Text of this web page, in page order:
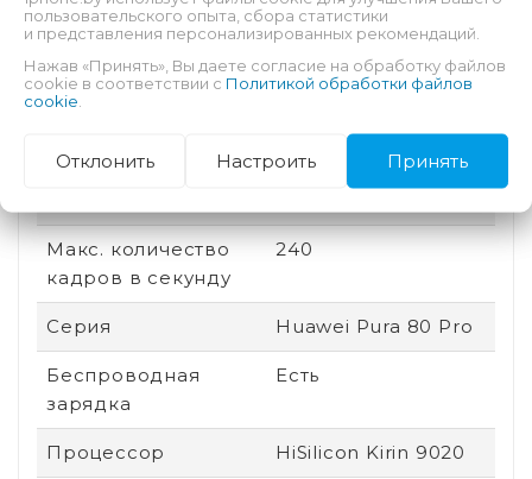
Количество ядер
процессора
12
Количество
3
Оптическая
Есть
Макс. количество
кадров в секунду
240
Серия Huawei Pura 80 Pro
Беспроводная
зарядка
Есть
Процессор HiSilicon Kirin 9020
пользовательского опыта, сбора статистики
и представления персонализированных рекомендаций.
Нажав «Принять», Вы даете согласие на обработку файлов
cookie в соответствии с Политикой обработки файлов
cookie
Отклонить Настроить Принять